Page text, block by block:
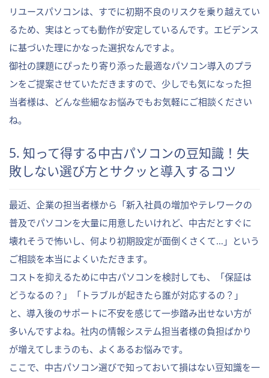
リユースパソコンは、すでに初期不良のリスクを乗り越えてい
るため、実はとっても動作が安定しているんです。エビデンス
に基づいた理にかなった選択なんですよ。
御社の課題にぴったり寄り添った最適なパソコン導入のプラ
ンをご提案させていただきますので、少しでも気になった担
当者様は、どんな些細なお悩みでもお気軽にご相談ください
ね。
5. 知って得する中古パソコンの豆知識！失
敗しない選び方とサクッと導入するコツ
最近、企業の担当者様から「新入社員の増加やテレワークの
普及でパソコンを大量に用意したいけれど、中古だとすぐに
壊れそうで怖いし、何より初期設定が面倒くさくて…」という
ご相談を本当によくいただきます。
コストを抑えるために中古パソコンを検討しても、「保証は
どうなるの？」「トラブルが起きたら誰が対応するの？」
と、導入後のサポートに不安を感じて一歩踏み出せない方が
多いんですよね。社内の情報システム担当者様の負担ばかり
が増えてしまうのも、よくあるお悩みです。
ここで、中古パソコン選びで知っておいて損はない豆知識を一